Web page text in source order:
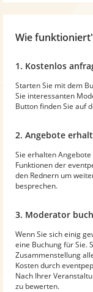
Wie
1. Kostenlos
Starten Sie mit dem
Sie interessanten
Button finden Sie auf
2. Angebote
Sie erhalten
Funktionen der
den Rednern um
besprechen.
3. Moderator
Wenn Sie sich einig
eine Buchung für Sie.
Zusammenstellung
Kosten durch
Nach Ihrer
zu bewerten.